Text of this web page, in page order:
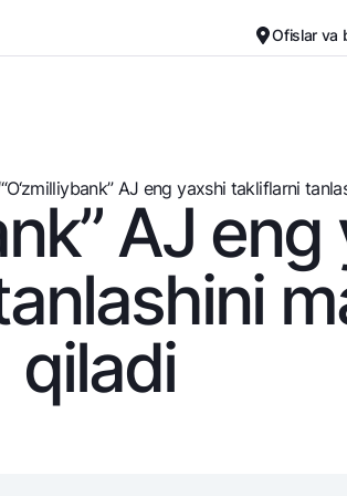
Kartalar
Bepul
Premial
Sayohatchiga
Ofislar va
Oq-qora versiya
Ovozni yoqish
“O‘zmilliybank” AJ eng yaxshi takliflarni
AJ
qiladi